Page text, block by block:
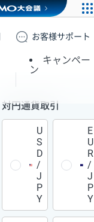
お客様サポート
キャンペー
ン
対円通貨取引
U
S
D
/
J
P
Y
E
U
R
/
J
P
Y